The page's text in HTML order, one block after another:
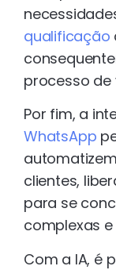
qualificação
processo de
Por fim, a
WhatsApp
clientes,
para se
complexas
Com a IA, é